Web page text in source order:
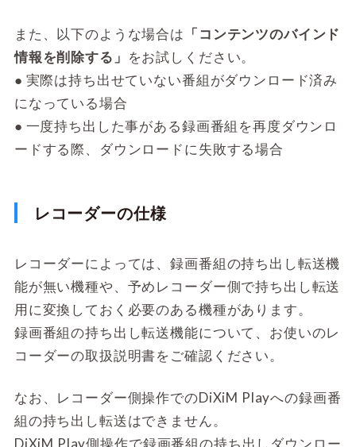
また、以下のような場合は 「コンテンツのバインド
情報を削除する」 をお試しください。
● 実際は持ち出せていない番組がダウンロード済み
になっている場合
● 一度持ち出した事がある録画番組を再度ダウンロ
ードする際、ダウンロードに失敗する場合
レコーダーの仕様
レコーダーによっては、録画番組の持ち出し転送機
能が無い機種や、予めレコーダー側で持ち出し転送
用に変換しておく必要のある機種があります。
録画番組の持ち出し転送機能について、お使いのレ
コーダーの取扱説明書をご確認ください。
なお、レコーダー側操作でのDiXiM Playへの録画番
組の持ち出し転送はできません。
DiXiM Play側操作で録画番組の持ち出しダウンロー